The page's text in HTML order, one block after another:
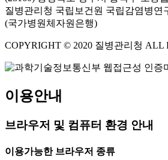
질병관리청 국립보건원 국립감염병연
(국가병원체자원은행)
COPYRIGHT © 2020 질병관리청 ALL
이용안내
브라우저 및 컴퓨터 환경 안내
이용가능한 브라우저 종류